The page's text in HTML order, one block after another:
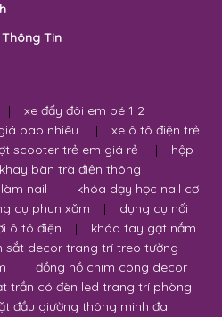
Tin
|
xe đẩy đôi em bé 1 2
bao nhiêu |
xe ô tô điện trẻ
scooter trẻ em giá rẻ |
hộp
khay bàn trà điện thông
nail |
khóa dạy học nail cơ
cụ phun xăm |
dụng cụ nối
ô tô điện |
khóa tay gạt nắm
sắt decor trang trí treo tường
|
đồng hồ chim công decor
trần có đèn led trang trí phòng
đầu giường thông minh đa